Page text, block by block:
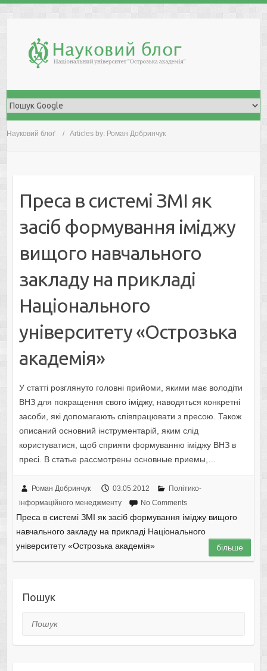
Науковий блоґ Articles by: Роман Добринчук
Преса в системі ЗМІ як
засіб формування іміджу
вищого навчального
закладу на прикладі
Національного
університету «Острозька
академія»
У статті розглянуто головні прийоми, якими має володіти
ВНЗ для покращення свого іміджу, наводяться конкретні
засоби, які допомагають співпрацювати з пресою. Також
описаний основний інструментарій, яким слід
користуватися, щоб сприяти формуванню іміджу ВНЗ в
пресі. В статье рассмотрены основные приемы,…
Роман Добринчук 03.05.2012
Політико-
інформаційного менеджменту
No Comments
Преса в системі ЗМІ як засіб формування іміджу вищого
навчального закладу на прикладі Національного
університету «Острозька академія»
більше
Пошук
Пошук